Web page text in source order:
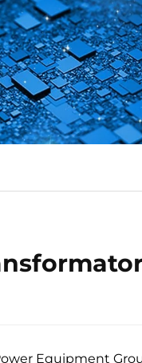
Equipment